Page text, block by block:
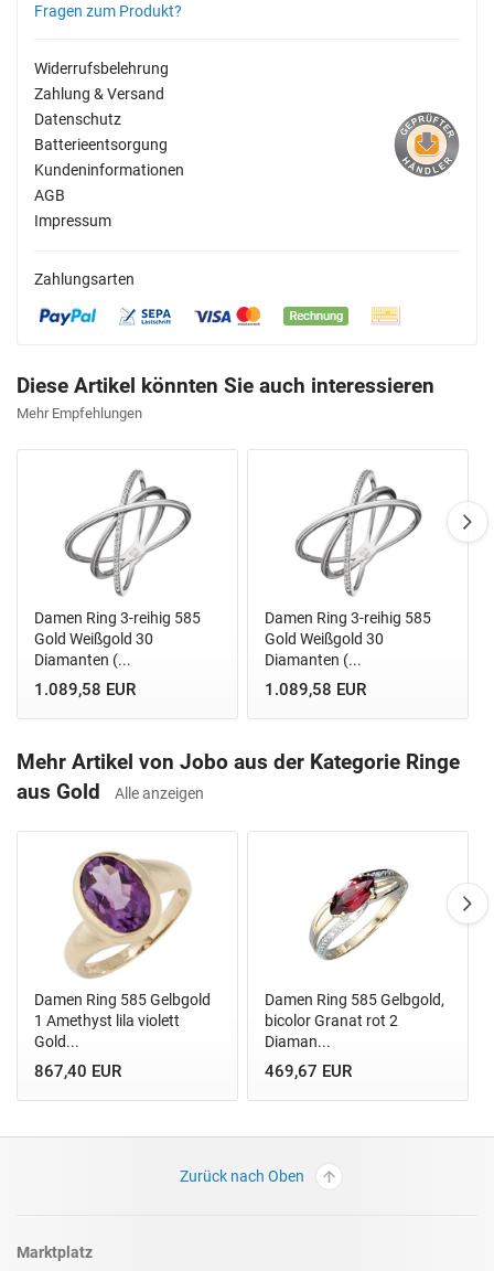
Fragen zum Produkt?
Widerrufsbelehrung
Zahlung & Versand
Datenschutz
Batterieentsorgung
Kundeninformationen
AGB
Impressum
Zahlungsarten
Diese Artikel könnten Sie auch interessieren
Mehr Empfehlungen
Damen Ring 3-reihig 585
Gold Weißgold 30
Diamanten (...
1.089,58 EUR
Damen Ring 3-reihig 585
Gold Weißgold 30
Diamanten (...
1.089,58 EUR
Mehr Artikel von Jobo aus der Kategorie Ringe
aus Gold
Alle anzeigen
Damen Ring 585 Gelbgold
1 Amethyst lila violett
Gold...
867,40 EUR
Damen Ring 585 Gelbgold,
bicolor Granat rot 2
Diaman...
469,67 EUR
Zurück nach Oben
Marktplatz